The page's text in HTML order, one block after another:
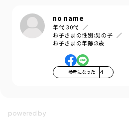
no name
年代:30代
お子さまの性別:男の子
お子さまの年齢:3歳
参考になった 4